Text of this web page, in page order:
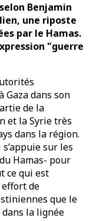
Benjamin
une riposte
par le Hamas.
"guerre
Gaza dans son
de la
et la Syrie très
dans la région.
sur les
Hamas- pour
ce qui est
effort de
que le
la lignée